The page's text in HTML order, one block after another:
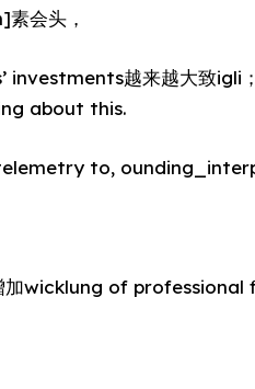
会头，
investments越来越大致
about this.
to,
加wicklung of